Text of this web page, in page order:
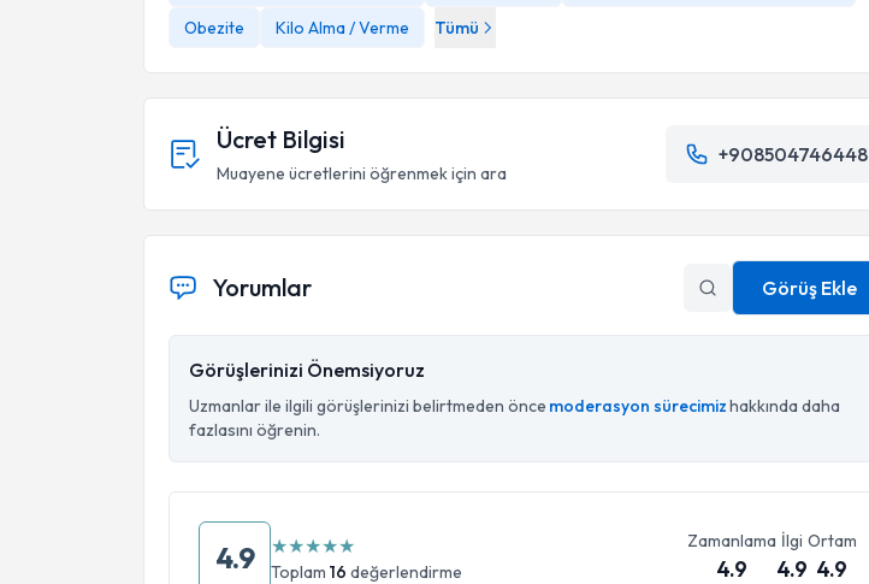
Obezite
Kilo Alma / Verme Tümü
Ücret Bilgisi
Muayene ücretlerini öğrenmek için ara
+908504746448
Yorumlar Görüş Ekle
Görüşlerinizi Önemsiyoruz
Uzmanlar ile ilgili görüşlerinizi belirtmeden önce moderasyon sürecimizhakkında daha
fazlasını öğrenin.
4.9 ★★★★★
Toplam 16 değerlendirme
Zamanlama
4.9
İlgi
4.9
Ortam
4.9